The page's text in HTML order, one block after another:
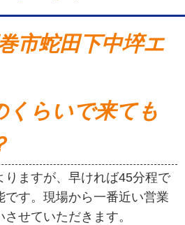
市蛇田下中埣エ
くらいで来ても
りますが、早ければ45分程で
です。現場から一番近い営業
せていただきます。